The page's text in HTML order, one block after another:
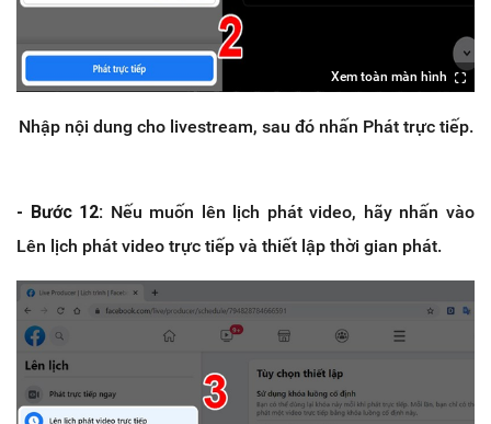
Xem toàn màn hình
Nhập nội dung cho livestream, sau đó nhấn Phát trực tiếp.
- Bước 12: Nếu muốn lên lịch phát video, hãy nhấn vào
Lên lịch phát video trực tiếp và thiết lập thời gian phát.